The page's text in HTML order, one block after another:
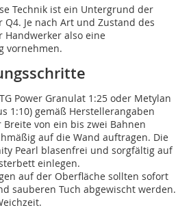
Technik ist ein Untergrund der
Je nach Art und Zustand des
also eine
vornehmen.
Power Granulat 1:25 oder Metylan
1:10) gemäß Herstellerangaben
von ein bis zwei Bahnen
auf die Wand auftragen. Die
Pearl blasenfrei und sorgfältig auf
einlegen.
auf der Oberfläche sollten sofort
sauberen Tuch abgewischt werden.